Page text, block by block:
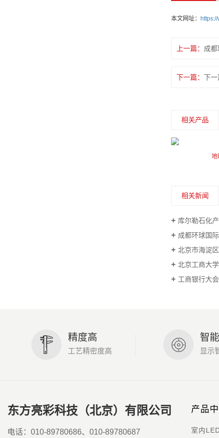
本文网址：
上一篇： 成
下一篇： 下一
相关产品
地
相关新闻
库尔勒石化
成都环球国
北京市海淀
北京工商大
工商银行大
精度高
工艺精密度高
智
显示
东方亮彩科技（北京）有限公司
电话：010-89780686、010-89780687
产品